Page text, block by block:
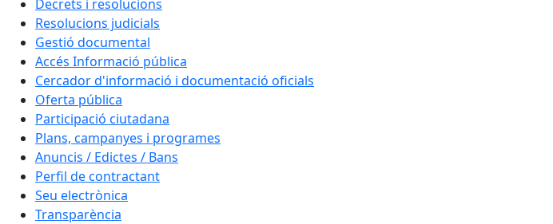
Decrets i resolucions
Resolucions judicials
Gestió documental
Accés Informació pública
Cercador d'informació i documentació oficials
Oferta pública
Participació ciutadana
Plans, campanyes i programes
Anuncis / Edictes / Bans
Perfil de contractant
Seu electrònica
Transparència